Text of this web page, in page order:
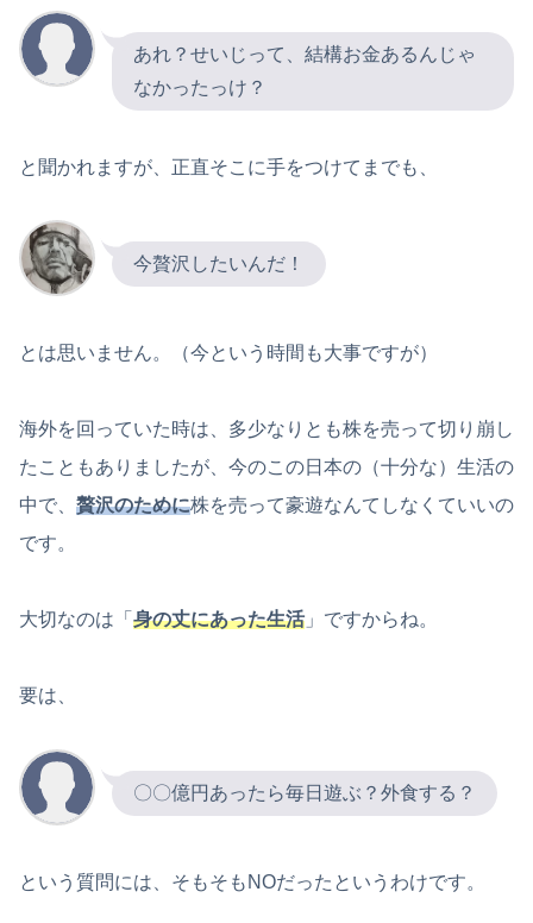
あれ？せいじって、結構お金あるんじゃ
なかったっけ？
と聞かれますが、正直そこに手をつけてまでも、
今贅沢したいんだ！
とは思いません。（今という時間も大事ですが）
海外を回っていた時は、多少なりとも株を売って切り崩し
たこともありましたが、今のこの日本の（十分な）生活の
中で、 贅沢のために株を売って豪遊なんてしなくていいの
です。
大切なのは「 身の丈にあった生活」ですからね。
要は、
〇〇億円あったら毎日遊ぶ？外食する？
という質問には、そもそもNOだったというわけです。